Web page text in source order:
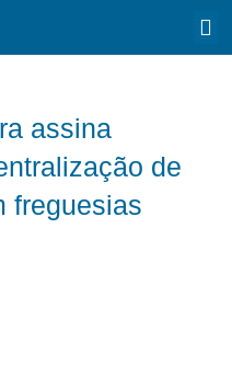
assina
de
freguesias